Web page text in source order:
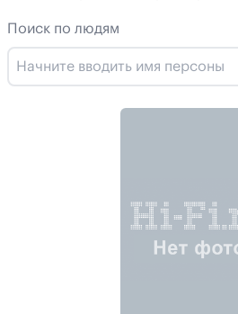
Поиск по людям